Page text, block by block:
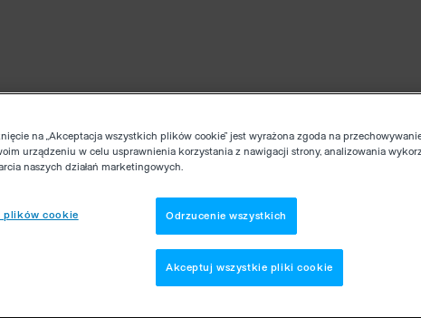
na „Akceptacja wszystkich plików cookie” jest wyrażona zgoda na
urządzeniu w celu usprawnienia korzystania z nawigacji strony, analizowania
naszych działań marketingowych.
plików cookie Odrzucenie wszystkich
Akceptuj wszystkie pliki cookie